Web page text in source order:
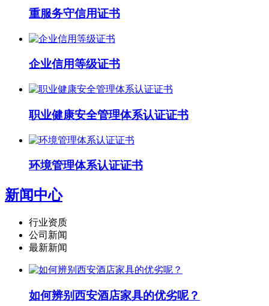
重服务守信用证书
企业信用等级证书
职业健康安全管理体系认证证书
环境管理体系认证证书
新闻中心
行业资质
公司新闻
最新新闻
如何辨别西安酒店家具的优劣呢？